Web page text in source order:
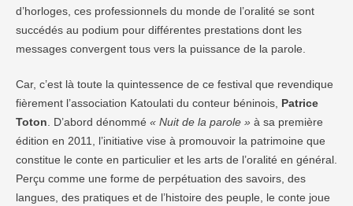
d’horloges, ces professionnels du monde de l’oralité se sont
succédés au podium pour différentes prestations dont les
messages convergent tous vers la puissance de la parole.
Car, c’est là toute la quintessence de ce festival que revendique
fièrement l’association Katoulati du conteur béninois, Patrice
Toton . D’abord dénommé « Nuit de la parole » à sa première
édition en 2011, l’initiative vise à promouvoir la patrimoine que
constitue le conte en particulier et les arts de l’oralité en général.
Perçu comme une forme de perpétuation des savoirs, des
langues, des pratiques et de l’histoire des peuple, le conte joue